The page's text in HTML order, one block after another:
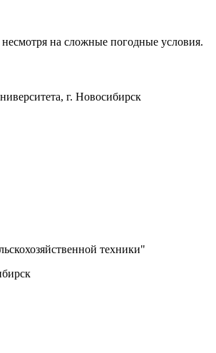
на сложные погодные условия.
г. Новосибирск
техники"